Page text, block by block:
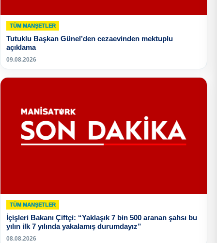
TÜM MANŞETLER
Tutuklu Başkan Günel’den cezaevinden mektuplu
açıklama
09.08.2026
TÜM MANŞETLER
İçişleri Bakanı Çiftçi: “Yaklaşık 7 bin 500 aranan şahsı bu
yılın ilk 7 yılında yakalamış durumdayız”
08.08.2026